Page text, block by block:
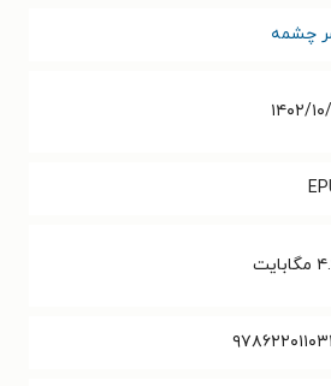
چشمه
۱۰/۰۹
مگابایت